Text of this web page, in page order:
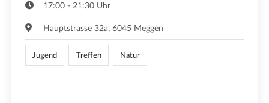
17:00 - 21:30 Uhr
Hauptstrasse 32a, 6045 Meggen
Jugend Treffen Natur